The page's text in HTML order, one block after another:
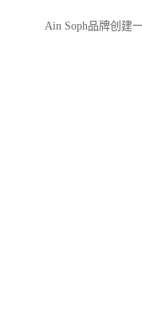
Ain Soph品牌创建